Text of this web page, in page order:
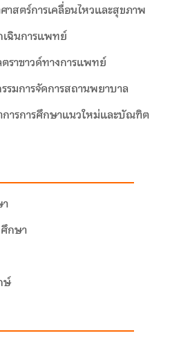
าสตร์การเคลื่อนไหวและสุขภาพ
เฉินการแพทย์
ตราซาวด์ทางการแพทย์
รมการจัดการสถานพยาบาล
การการศึกษาแนวใหม่และบัณฑิต
กษา
ษ์